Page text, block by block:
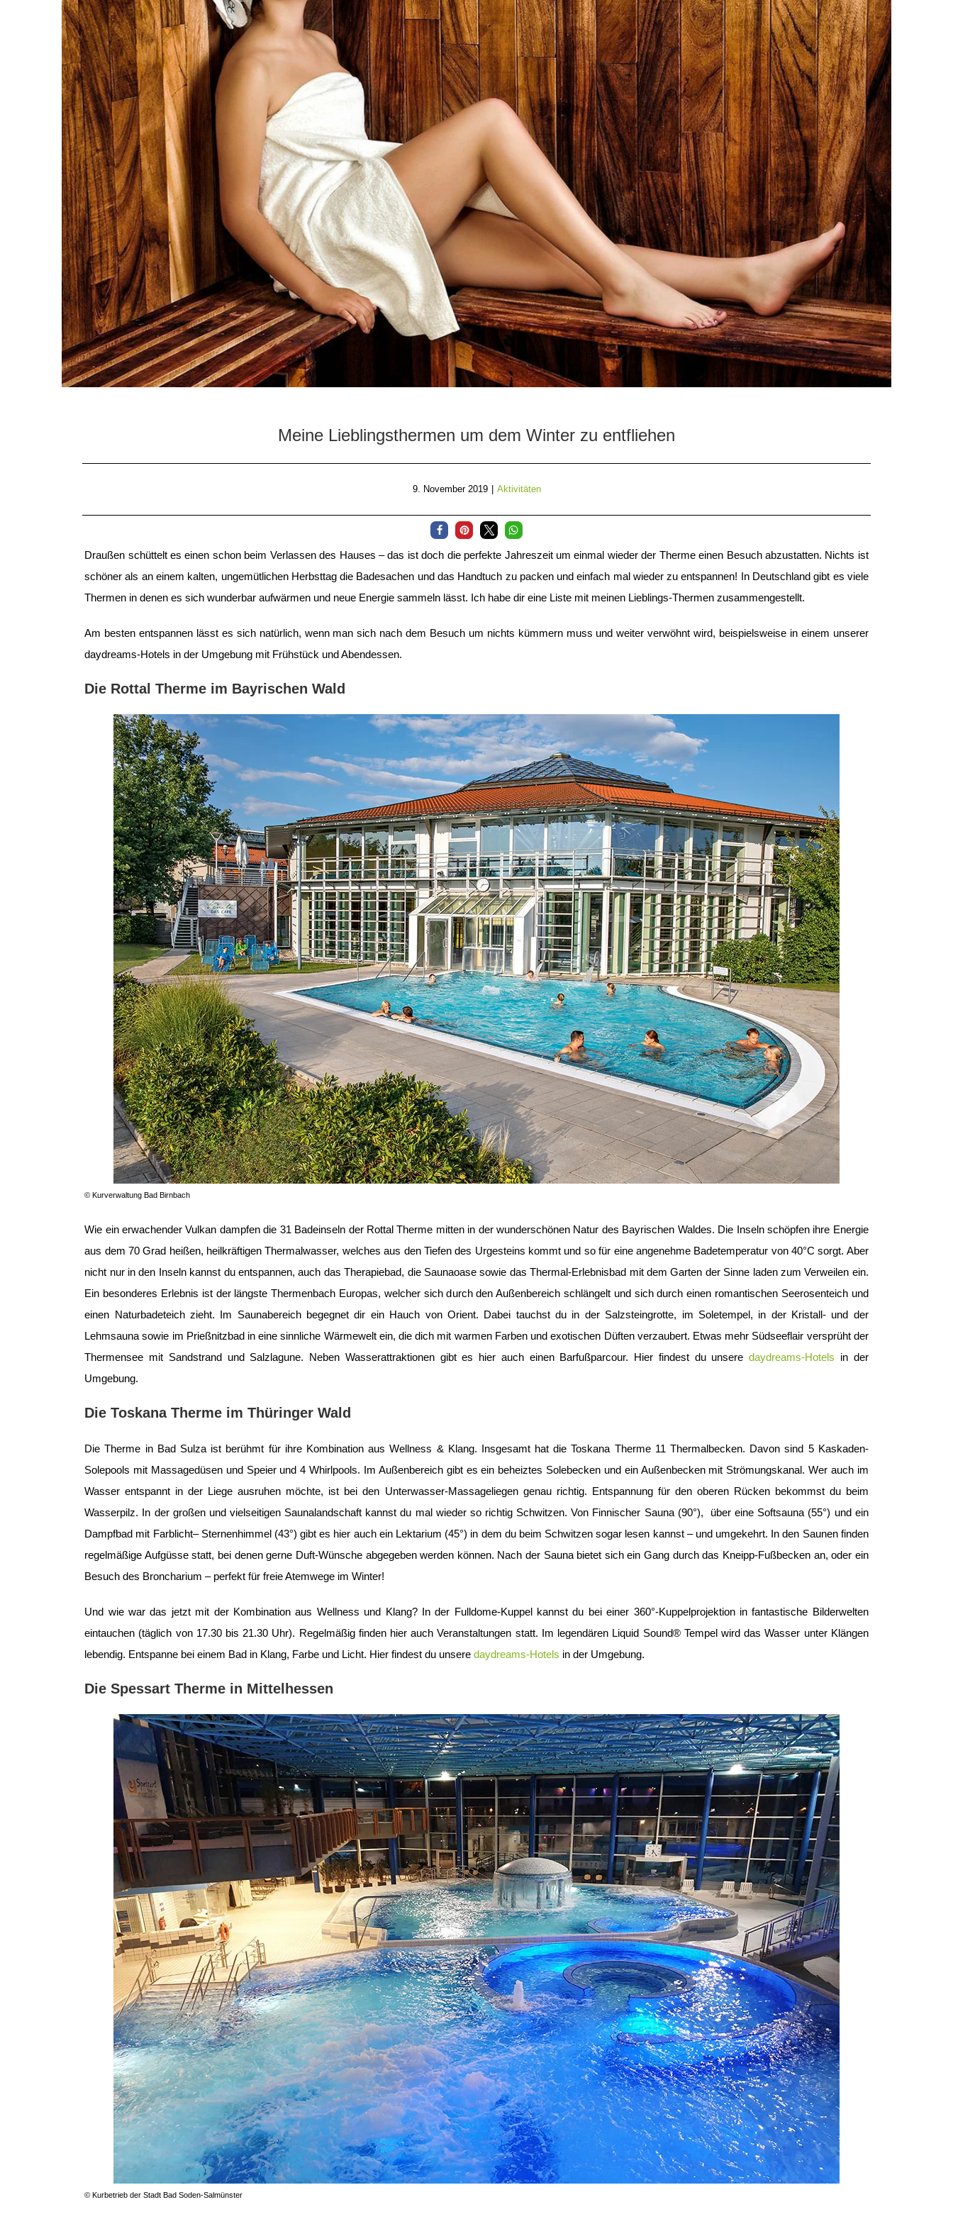
Meine Lieblingsthermen um dem Winter zu entfliehen
9. November 2019 Aktivitäten
Draußen schüttelt es einen schon beim Verlassen des Hauses – das ist doch die perfekte Jahreszeit um einmal wieder der Therme einen Besuch abzustatten. Nichts ist
schöner als an einem kalten, ungemütlichen Herbsttag die Badesachen und das Handtuch zu packen und einfach mal wieder zu entspannen! In Deutschland gibt es viele
Thermen in denen es sich wunderbar aufwärmen und neue Energie sammeln lässt. Ich habe dir eine Liste mit meinen Lieblings-Thermen zusammengestellt.
Am besten entspannen lässt es sich natürlich, wenn man sich nach dem Besuch um nichts kümmern muss und weiter verwöhnt wird, beispielsweise in einem unserer
daydreams-Hotels in der Umgebung mit Frühstück und Abendessen.
Die Rottal Therme im Bayrischen Wald
© Kurverwaltung Bad Birnbach
Wie ein erwachender Vulkan dampfen die 31 Badeinseln der Rottal Therme mitten in der wunderschönen Natur des Bayrischen Waldes. Die Inseln schöpfen ihre Energie
aus dem 70 Grad heißen, heilkräftigen Thermalwasser, welches aus den Tiefen des Urgesteins kommt und so für eine angenehme Badetemperatur von 40°C sorgt. Aber
nicht nur in den Inseln kannst du entspannen, auch das Therapiebad, die Saunaoase sowie das Thermal-Erlebnisbad mit dem Garten der Sinne laden zum Verweilen ein.
Ein besonderes Erlebnis ist der längste Thermenbach Europas, welcher sich durch den Außenbereich schlängelt und sich durch einen romantischen Seerosenteich und
einen Naturbadeteich zieht. Im Saunabereich begegnet dir ein Hauch von Orient. Dabei tauchst du in der Salzsteingrotte, im Soletempel, in der Kristall- und der
Lehmsauna sowie im Prießnitzbad in eine sinnliche Wärmewelt ein, die dich mit warmen Farben und exotischen Düften verzaubert. Etwas mehr Südseeflair versprüht der
Thermensee mit Sandstrand und Salzlagune. Neben Wasserattraktionen gibt es hier auch einen Barfußparcour. Hier findest du unseredaydreams-Hotels in der
Umgebung.
Die Toskana Therme im Thüringer Wald
Die Therme in Bad Sulza ist berühmt für ihre Kombination aus Wellness & Klang. Insgesamt hat die Toskana Therme 11 Thermalbecken. Davon sind 5 Kaskaden-
Solepools mit Massagedüsen und Speier und 4 Whirlpools. Im Außenbereich gibt es ein beheiztes Solebecken und ein Außenbecken mit Strömungskanal. Wer auch im
Wasser entspannt in der Liege ausruhen möchte, ist bei den Unterwasser-Massageliegen genau richtig. Entspannung für den oberen Rücken bekommst du beim
Wasserpilz. In der großen und vielseitigen Saunalandschaft kannst du mal wieder so richtig Schwitzen. Von Finnischer Sauna (90°), über eine Softsauna (55°) und ein
Dampfbad mit Farblicht– Sternenhimmel (43°) gibt es hier auch ein Lektarium (45°) in dem du beim Schwitzen sogar lesen kannst – und umgekehrt. In den Saunen finden
regelmäßige Aufgüsse statt, bei denen gerne Duft-Wünsche abgegeben werden können. Nach der Sauna bietet sich ein Gang durch das Kneipp-Fußbecken an, oder ein
Besuch des Broncharium – perfekt für freie Atemwege im Winter!
Und wie war das jetzt mit der Kombination aus Wellness und Klang? In der Fulldome-Kuppel kannst du bei einer 360°-Kuppelprojektion in fantastische Bilderwelten
eintauchen (täglich von 17.30 bis 21.30 Uhr). Regelmäßig finden hier auch Veranstaltungen statt. Im legendären Liquid Sound® Tempel wird das Wasser unter Klängen
lebendig. Entspanne bei einem Bad in Klang, Farbe und Licht. Hier findest du unseredaydreams-Hotels in der Umgebung.
Die Spessart Therme in Mittelhessen
© Kurbetrieb der Stadt Bad Soden-Salmünster